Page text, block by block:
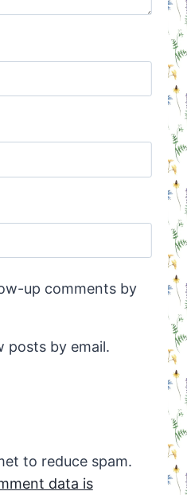
up comments by
posts by email.
to reduce spam.
data is